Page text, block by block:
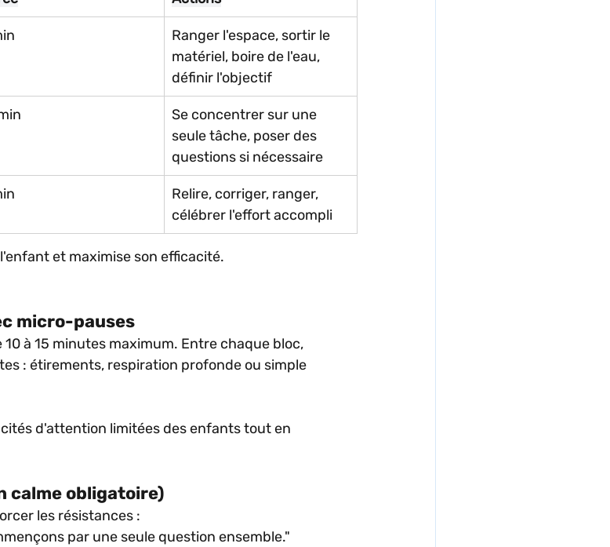
Ranger l'espace, sortir le
matériel, boire de l'eau,
définir l'objectif
Se concentrer sur une
seule tâche, poser des
questions si nécessaire
Relire, corriger, ranger,
célébrer l'effort accompli
et maximise son efficacité.
micro-pauses
à 15 minutes maximum. Entre chaque bloc,
: étirements, respiration profonde ou simple
d'attention limitées des enfants tout en
calme obligatoire)
les résistances :
par une seule question ensemble."